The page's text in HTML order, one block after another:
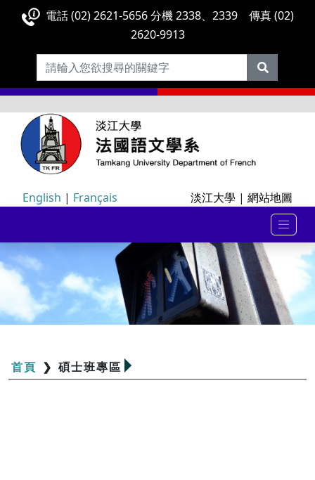
電話 (02) 2621-5656 分機 2338、2339 傳真 (02)
2620-9913
English | Français 淡江大學 | 網站地圖
首頁 ❯ 碩士班專區